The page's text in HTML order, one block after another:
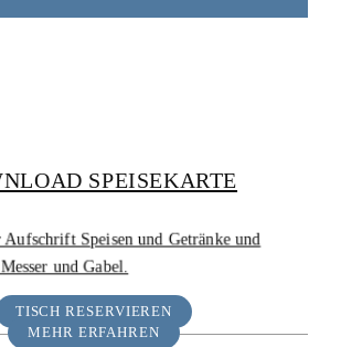
SPEISEKARTE
TISCH RESERVIEREN
MEHR ERFAHREN